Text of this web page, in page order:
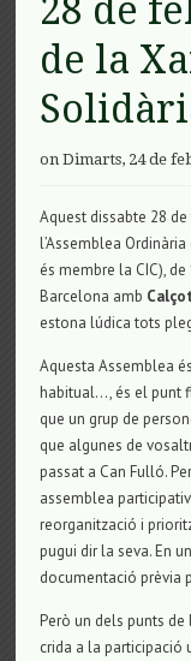
28 de
de la
on Dimarts, 24 de
Aquest dissabte 28
l’Assemblea
és membre la CIC),
Barcelona amb
estona lúdica tots
Aquesta Assemblea
habitual…, és el punt
que un grup de
que algunes de
passat a Can Fulló.
assemblea
reorganització i
pugui dir la seva. En
documentació prèvia
Però un dels punts de
crida a la participació